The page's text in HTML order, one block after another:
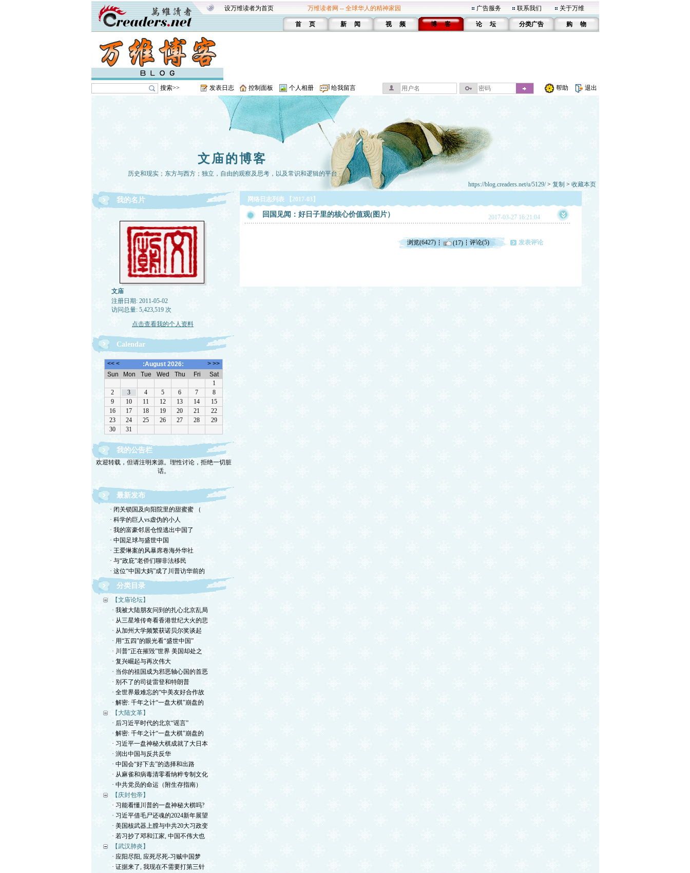
设万维读者为首页 万维读者网 -- 全球华人的精神家园 广告服务 联系我们 关于万维
首 页 新 闻 视 频 博 客 论 坛 分类广告 购 物
搜索>> 发表日志 控制面板 个人相册 给我留言 帮助 退出
文庙的博客
历史和现实；东方与西方；独立，自由的观察及思考，以及常识和逻辑的平台
https://blog.creaders.net/u/5129/> 复制 > 收藏本页
我的名片
文庙
注册日期: 2011-05-02
访问总量: 5,423,519 次
点击查看我的个人资料
Calendar
我的公告栏
欢迎转载，但请注明来源。理性讨论，拒绝一切脏
话。
最新发布
· 闭关锁国及向阳院里的甜蜜蜜 （
· 科学的巨人vs虚伪的小人
· 我的富豪邻居仓惶逃出中国了
· 中国足球与盛世中国
· 王爱琳案的风暴席卷海外华社
· 与“政庇”老侨们聊非法移民
· 这位“中国大妈”成了川普访华前的
分类目录
【文庙论坛】
· 我被大陆朋友问到的扎心北京乱局
· 从三星堆传奇看香港世纪大火的悲
· 从加州大学频繁获诺贝尔奖谈起
· 用“五四”的眼光看“盛世中国”
· 川普“正在摧毁”世界 美国却处之
· 复兴崛起与再次伟大
· 当你的祖国成为邪恶轴心国的首恶
· 别不了的司徒雷登和特朗普
· 全世界最难忘的“中美友好合作故
· 解密: 千年之计“一盘大棋”崩盘的
【大陆文革】
· 后习近平时代的北京“谣言”
· 解密: 千年之计“一盘大棋”崩盘的
· 习近平一盘神秘大棋成就了大日本
· 润出中国与反共反华
· 中国会“好下去”的选择和出路
· 从麻雀和病毒清零看纳粹专制文化
· 中共党员的命运（附生存指南）
【庆封包帝】
· 习能看懂川普的一盘神秘大棋吗?
· 习近平借毛尸还魂的2024新年展望
· 美国核武器上膛与中共20大习政变
· 若习抄了邓和江家, 中国不伟大也
【武汉肺炎】
· 应阳尽阳, 应死尽死-习贼中国梦
· 证据来了, 我现在不需要打第三针
网络日志列表 【2017-03】
回国见闻：好日子里的核心价值观(图片） 2017-03-27 16:21:04
浏览(6427) (17) 评论(5) 发表评论